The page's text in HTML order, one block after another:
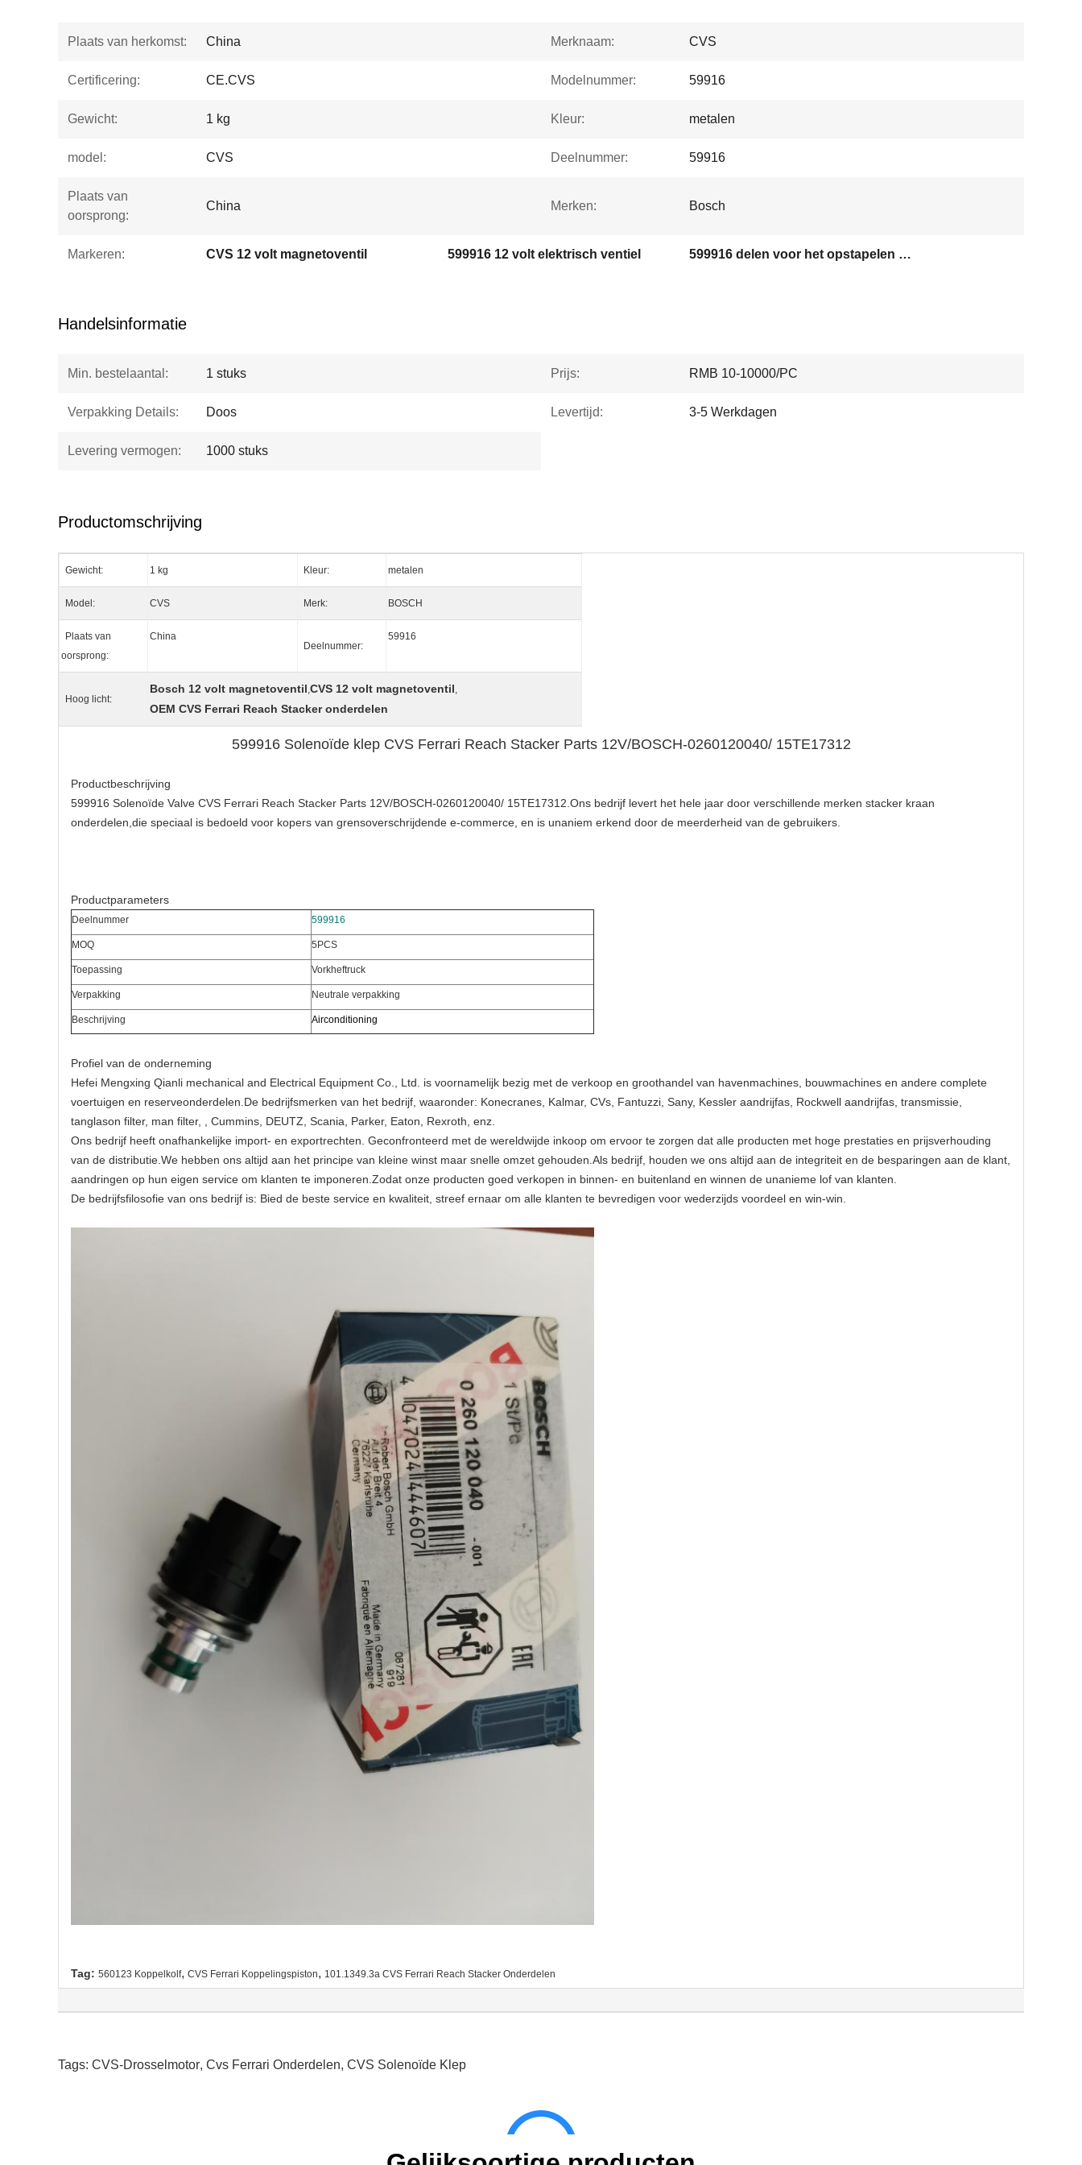
Plaats van herkomst: China Merknaam: CVS
Certificering: CE.CVS Modelnummer: 59916
Gewicht: 1 kg Kleur: metalen
model: CVS Deelnummer: 59916
Plaats van
oorsprong:
China Merken: Bosch
Markeren: CVS 12 volt magnetoventil 599916 12 volt elektrisch ventiel 599916 delen voor het opstapelen van bereikstukken
Handelsinformatie
Min. bestelaantal: 1 stuks Prijs: RMB 10-10000/PC
Verpakking Details: Doos Levertijd: 3-5 Werkdagen
Levering vermogen: 1000 stuks
Productomschrijving
Gewicht: 1 kg Kleur: metalen
Model: CVS Merk: BOSCH
Plaats van
oorsprong:
China
Deelnummer:
59916
Hoog licht:
Bosch 12 volt magnetoventil,CVS 12 volt magnetoventil,
OEM CVS Ferrari Reach Stacker onderdelen
599916 Solenoïde klep CVS Ferrari Reach Stacker Parts 12V/BOSCH-0260120040/ 15TE17312
Productbeschrijving
599916 Solenoïde Valve CVS Ferrari Reach Stacker Parts 12V/BOSCH-0260120040/ 15TE17312.Ons bedrijf levert het hele jaar door verschillende merken stacker kraan
onderdelen,die speciaal is bedoeld voor kopers van grensoverschrijdende e-commerce, en is unaniem erkend door de meerderheid van de gebruikers.
Productparameters
Deelnummer 599916
MOQ 5 PCS
Toepassing Vorkheftruck
Verpakking Neutrale verpakking
Beschrijving Airconditioning
Profiel van de onderneming
Hefei Mengxing Qianli mechanical and Electrical Equipment Co., Ltd. is voornamelijk bezig met de verkoop en groothandel van havenmachines, bouwmachines en andere complete
voertuigen en reserveonderdelen.De bedrijfsmerken van het bedrijf, waaronder: Konecranes, Kalmar, CVs, Fantuzzi, Sany, Kessler aandrijfas, Rockwell aandrijfas, transmissie,
tanglason filter, man filter, , Cummins, DEUTZ, Scania, Parker, Eaton, Rexroth, enz.
Ons bedrijf heeft onafhankelijke import- en exportrechten. Geconfronteerd met de wereldwijde inkoop om ervoor te zorgen dat alle producten met hoge prestaties en prijsverhouding
van de distributie.We hebben ons altijd aan het principe van kleine winst maar snelle omzet gehouden.Als bedrijf, houden we ons altijd aan de integriteit en de besparingen aan de klant,
aandringen op hun eigen service om klanten te imponeren.Zodat onze producten goed verkopen in binnen- en buitenland en winnen de unanieme lof van klanten.
De bedrijfsfilosofie van ons bedrijf is: Bied de beste service en kwaliteit, streef ernaar om alle klanten te bevredigen voor wederzijds voordeel en win-win.
Tag: 560123 Koppelkolf, CVS Ferrari Koppelingspiston, 101.1349.3a CVS Ferrari Reach Stacker Onderdelen
Tags: CVS-Drosselmotor, Cvs Ferrari Onderdelen, CVS Solenoïde Klep